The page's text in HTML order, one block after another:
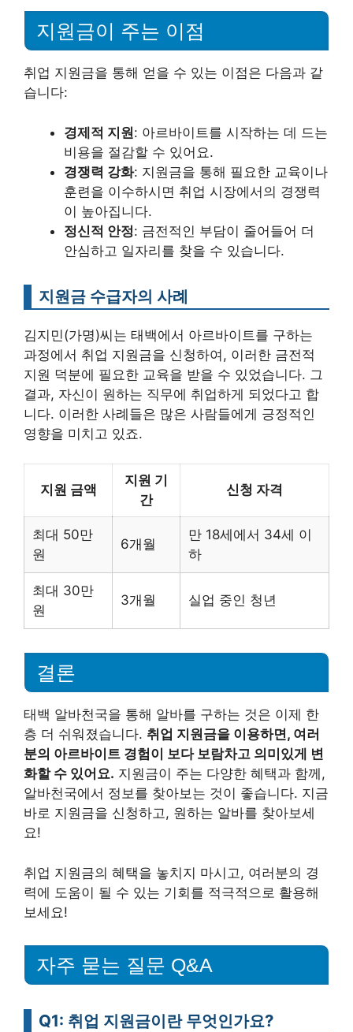
지원금이 주는 이점
취업 지원금을 통해 얻을 수 있는 이점은 다음과 같
습니다:
경제적 지원: 아르바이트를 시작하는 데 드는
비용을 절감할 수 있어요.
경쟁력 강화: 지원금을 통해 필요한 교육이나
훈련을 이수하시면 취업 시장에서의 경쟁력
이 높아집니다.
정신적 안정: 금전적인 부담이 줄어들어 더
안심하고 일자리를 찾을 수 있습니다.
지원금 수급자의 사례
김지민(가명)씨는 태백에서 아르바이트를 구하는
과정에서 취업 지원금을 신청하여, 이러한 금전적
지원 덕분에 필요한 교육을 받을 수 있었습니다. 그
결과, 자신이 원하는 직무에 취업하게 되었다고 합
니다. 이러한 사례들은 많은 사람들에게 긍정적인
영향을 미치고 있죠.
지원 금액
지원 기
간
신청 자격
최대 50만
원
6개월
만 18세에서 34세 이
하
최대 30만
원
3개월 실업 중인 청년
결론
태백 알바천국을 통해 알바를 구하는 것은 이제 한
층 더 쉬워졌습니다. 취업 지원금을 이용하면, 여러
분의 아르바이트 경험이 보다 보람차고 의미있게 변
화할 수 있어요. 지원금이 주는 다양한 혜택과 함께,
알바천국에서 정보를 찾아보는 것이 좋습니다. 지금
바로 지원금을 신청하고, 원하는 알바를 찾아보세
요!
취업 지원금의 혜택을 놓치지 마시고, 여러분의 경
력에 도움이 될 수 있는 기회를 적극적으로 활용해
보세요!
자주 묻는 질문 Q&A
Q1: 취업 지원금이란 무엇인가요?